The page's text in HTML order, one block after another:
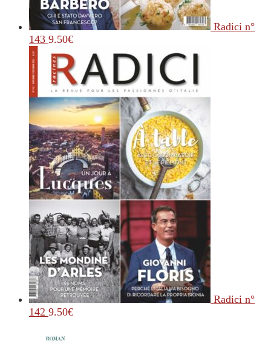
Radici n°
143 9.50€
Radici n°
142 9.50€